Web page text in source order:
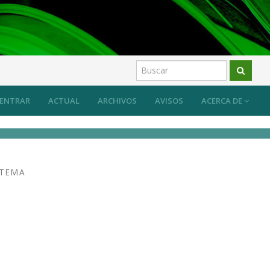
ACTUAL ARCHIVOS AVISOS ACERCA DE
ENTRAR
desde las prácticas artísticas? Artículos